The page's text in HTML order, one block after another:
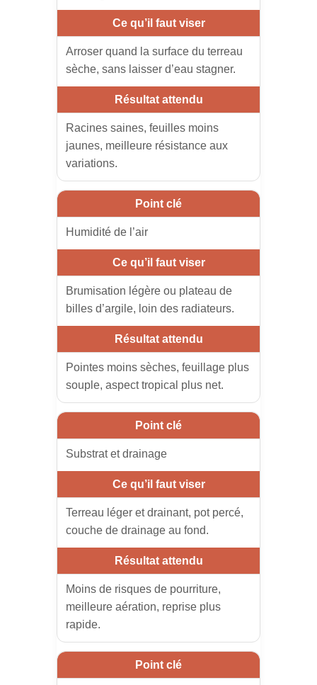
Arroser quand la surface du terreau
sèche, sans laisser d’eau stagner.
Racines saines, feuilles moins
jaunes, meilleure résistance aux
variations.
Humidité de l’air
Brumisation légère ou plateau de
billes d’argile, loin des radiateurs.
Pointes moins sèches, feuillage plus
souple, aspect tropical plus net.
Substrat et drainage
Terreau léger et drainant, pot percé,
couche de drainage au fond.
Moins de risques de pourriture,
meilleure aération, reprise plus
rapide.